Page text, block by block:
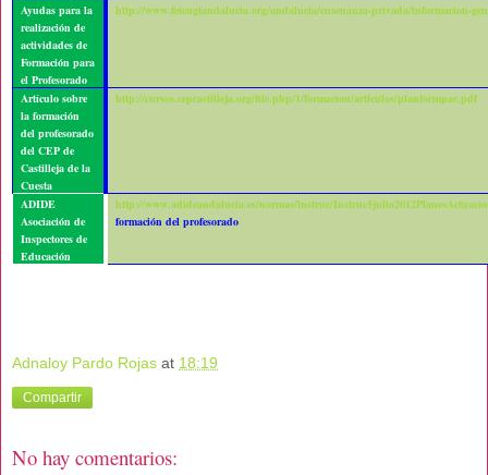
Ayudas para la
realización de
actividades de
Formación para
el Profesorado
http://www.feteugtandalucia.org/andalucia/ensenanza-privada/informacion-
Artículo sobre
la formación
del profesorado
del CEP de
Castilleja de la
Cuesta
http://cursos.cepcastilleja.org/file.php/1/formacion/articulos/planformpac.pdf
ADIDE
Asociación de
Inspectores de
Educación
http://www.adideandalucia.es/normas/instruc/
formación del profesorado
Adnaloy Pardo Rojas at 18:19
Compartir
No hay comentarios: